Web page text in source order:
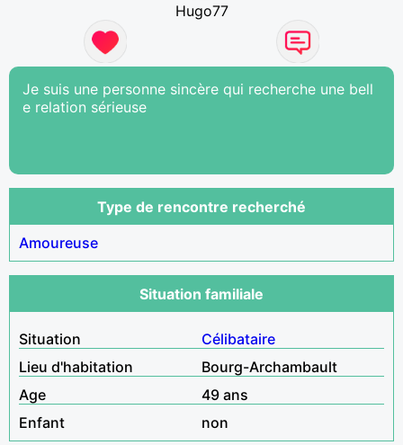
Hugo77
Je suis une personne sincère qui recherche une bell
e relation sérieuse
Type de rencontre recherché
Amoureuse
Situation familiale
Situation
Célibataire
Lieu d'habitation
Bourg-Archambault
Age
49 ans
Enfant
non